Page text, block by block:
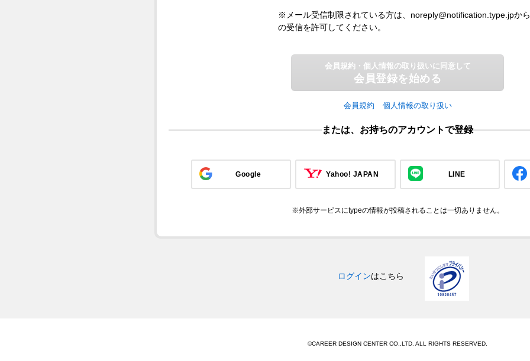
※メール受信制限されている方は、noreply@notification.type.jpから
の受信を許可してください。
会員規約・個人情報の取り扱いに同意して
会員登録を始める
会員規約 個人情報の取り扱い
または、お持ちのアカウントで登録
Google Yahoo! JAPAN LINE
※外部サービスにtypeの情報が投稿されることは一切ありません。
ログインはこちら
©CAREER DESIGN CENTER CO.,LTD. ALL RIGHTS RESERVED.